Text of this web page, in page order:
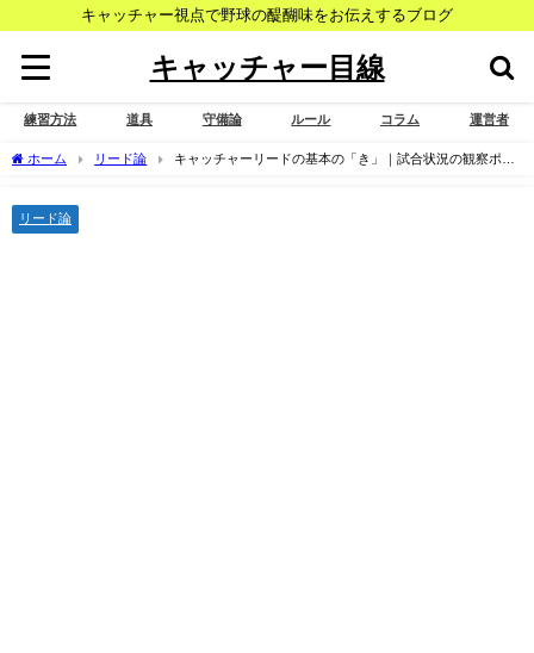
キャッチャー視点で野球の醍醐味をお伝えするブログ
キャッチャー目線
練習方法 道具 守備論 ルール コラム 運営者
ホーム リード論
キャッチャーリードの基本の「き」｜試合状況の観察ポイ
リード論